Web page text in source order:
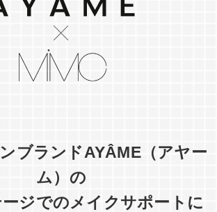
ブランドAYÂME（アヤー
ム）の
ジでのメイクサポートに